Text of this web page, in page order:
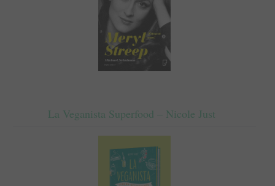
La Veganista Superfood – Nicole Just